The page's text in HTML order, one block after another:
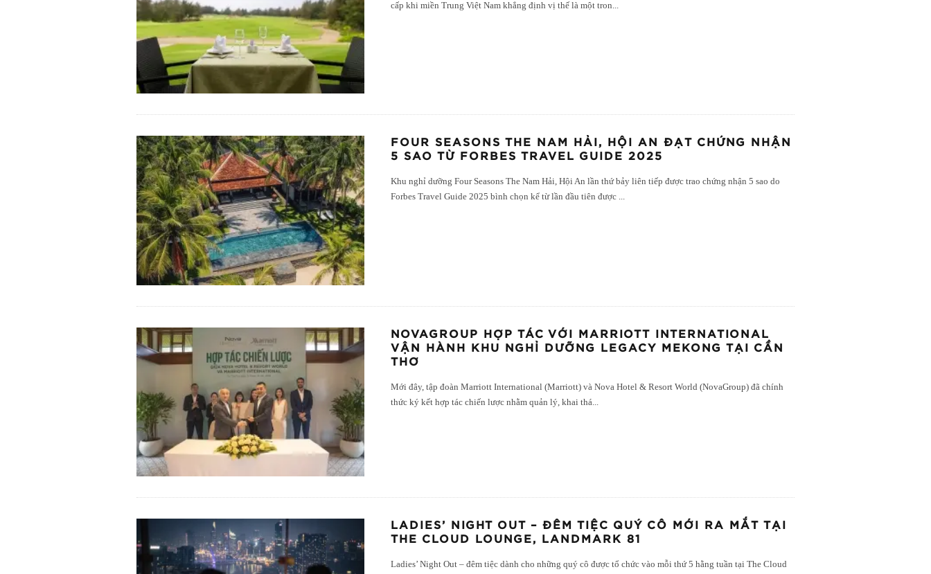
cấp khi miền Trung Việt Nam khẳng định vị thế là một tron...
FOUR SEASONS THE NAM HẢI, HỘI AN ĐẠT CHỨNG NHẬN
5 SAO TỪ FORBES TRAVEL GUIDE 2025
Khu nghỉ dưỡng Four Seasons The Nam Hải, Hội An lần thứ bảy liên tiếp được trao chứng nhận 5 sao do
Forbes Travel Guide 2025 bình chọn kể từ lần đầu tiên được ...
NOVAGROUP HỢP TÁC VỚI MARRIOTT INTERNATIONAL
VẬN HÀNH KHU NGHỈ DƯỠNG LEGACY MEKONG TẠI CẦN
THƠ
Mới đây, tập đoàn Marriott International (Marriott) và Nova Hotel & Resort World (NovaGroup) đã chính
thức ký kết hợp tác chiến lược nhằm quản lý, khai thá
LADIES’ NIGHT OUT – ĐÊM TIỆC QUÝ CÔ MỚI RA MẮT TẠI
THE CLOUD LOUNGE, LANDMARK 81
Ladies’ Night Out – đêm tiệc dành cho những quý cô được tổ chức vào mỗi thứ 5 hằng tuần tại The Cloud